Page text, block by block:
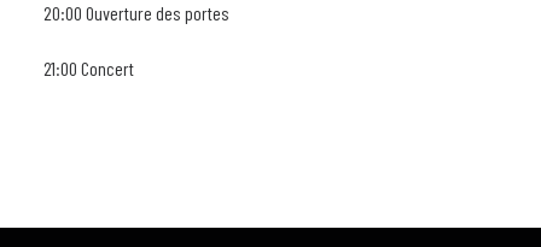
20:00 Ouverture des portes
21:00 Concert